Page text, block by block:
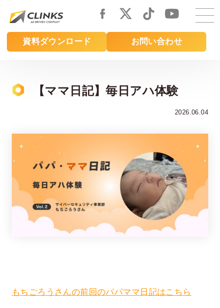
main
content
資料ダウンロード お問い合わせ
【ママ日記】毎日アハ体験
2026.06.04
もちごろうさんの前回のパパママ日記はこちら